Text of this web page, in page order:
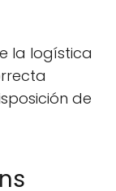
la logística
de